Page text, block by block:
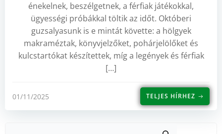
énekelnek, beszélgetnek, a férfiak játékokkal,
ügyességi próbákkal töltik az időt. Októberi
guzsalyasunk is e mintát követte: a hölgyek
makraméztak, könyvjelzőket, pohárjelölőket és
kulcstartókat készítettek, míg a legények és férfiak
[…]
01/11/2025 TELJES HÍRHEZ